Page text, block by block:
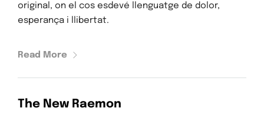
original, on el cos esdevé llenguatge de dolor,
esperança i llibertat.
Read More
The New Raemon